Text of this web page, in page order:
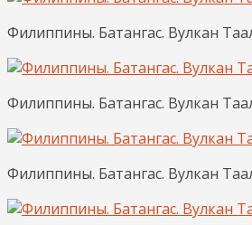
Филиппины. Батангас. Вулкан
Филиппины. Батангас. Вулкан
Филиппины. Батангас. Вулкан